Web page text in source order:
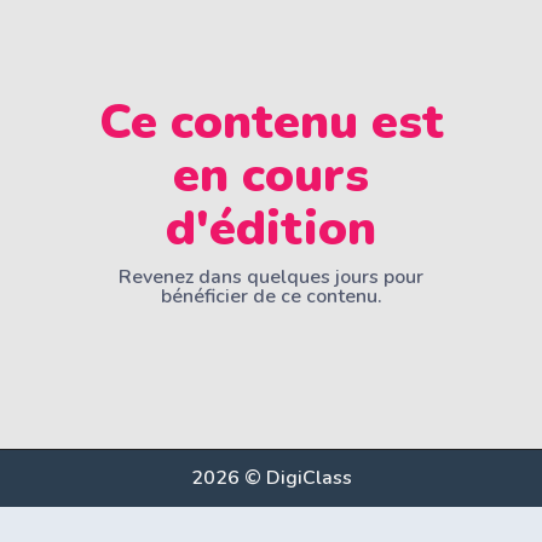
Ce contenu est
en cours
d'édition
Revenez dans quelques jours pour
bénéficier de ce contenu.
2026 © DigiClass